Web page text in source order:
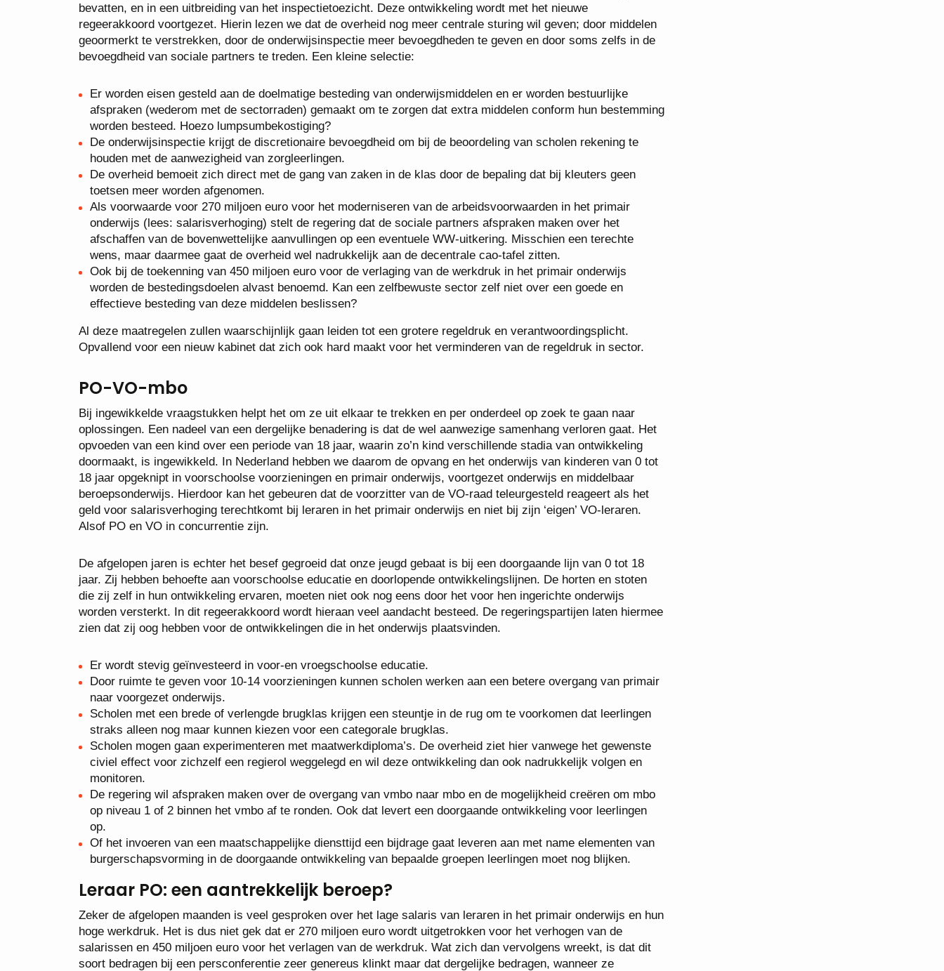
bevatten, en in een uitbreiding van het inspectietoezicht. Deze ontwikkeling wordt met het nieuwe
regeerakkoord voortgezet. Hierin lezen we dat de overheid nog meer centrale sturing wil geven; door middelen
geoormerkt te verstrekken, door de onderwijsinspectie meer bevoegdheden te geven en door soms zelfs in de
bevoegdheid van sociale partners te treden. Een kleine selectie:
Er worden eisen gesteld aan de doelmatige besteding van onderwijsmiddelen en er worden bestuurlijke
afspraken (wederom met de sectorraden) gemaakt om te zorgen dat extra middelen conform hun bestemming
worden besteed. Hoezo lumpsumbekostiging?
De onderwijsinspectie krijgt de discretionaire bevoegdheid om bij de beoordeling van scholen rekening te
houden met de aanwezigheid van zorgleerlingen.
De overheid bemoeit zich direct met de gang van zaken in de klas door de bepaling dat bij kleuters geen
toetsen meer worden afgenomen.
Als voorwaarde voor 270 miljoen euro voor het moderniseren van de arbeidsvoorwaarden in het primair
onderwijs (lees: salarisverhoging) stelt de regering dat de sociale partners afspraken maken over het
afschaffen van de bovenwettelijke aanvullingen op een eventuele WW-uitkering. Misschien een terechte
wens, maar daarmee gaat de overheid wel nadrukkelijk aan de decentrale cao-tafel zitten.
Ook bij de toekenning van 450 miljoen euro voor de verlaging van de werkdruk in het primair onderwijs
worden de bestedingsdoelen alvast benoemd. Kan een zelfbewuste sector zelf niet over een goede en
effectieve besteding van deze middelen beslissen?
Al deze maatregelen zullen waarschijnlijk gaan leiden tot een grotere regeldruk en verantwoordingsplicht.
Opvallend voor een nieuw kabinet dat zich ook hard maakt voor het verminderen van de regeldruk in sector.
PO-VO-mbo
Bij ingewikkelde vraagstukken helpt het om ze uit elkaar te trekken en per onderdeel op zoek te gaan naar
oplossingen. Een nadeel van een dergelijke benadering is dat de wel aanwezige samenhang verloren gaat. Het
opvoeden van een kind over een periode van 18 jaar, waarin zo’n kind verschillende stadia van ontwikkeling
doormaakt, is ingewikkeld. In Nederland hebben we daarom de opvang en het onderwijs van kinderen van 0 tot
18 jaar opgeknipt in voorschoolse voorzieningen en primair onderwijs, voortgezet onderwijs en middelbaar
beroepsonderwijs. Hierdoor kan het gebeuren dat de voorzitter van de VO-raad teleurgesteld reageert als het
geld voor salarisverhoging terechtkomt bij leraren in het primair onderwijs en niet bij zijn ‘eigen’ VO-leraren.
Alsof PO en VO in concurrentie zijn.
De afgelopen jaren is echter het besef gegroeid dat onze jeugd gebaat is bij een doorgaande lijn van 0 tot 18
jaar. Zij hebben behoefte aan voorschoolse educatie en doorlopende ontwikkelingslijnen. De horten en stoten
die zij zelf in hun ontwikkeling ervaren, moeten niet ook nog eens door het voor hen ingerichte onderwijs
worden versterkt. In dit regeerakkoord wordt hieraan veel aandacht besteed. De regeringspartijen laten hiermee
zien dat zij oog hebben voor de ontwikkelingen die in het onderwijs plaatsvinden.
Er wordt stevig geïnvesteerd in voor-en vroegschoolse educatie.
Door ruimte te geven voor 10-14 voorzieningen kunnen scholen werken aan een betere overgang van primair
naar voorgezet onderwijs.
Scholen met een brede of verlengde brugklas krijgen een steuntje in de rug om te voorkomen dat leerlingen
straks alleen nog maar kunnen kiezen voor een categorale brugklas.
Scholen mogen gaan experimenteren met maatwerkdiploma’s. De overheid ziet hier vanwege het gewenste
civiel effect voor zichzelf een regierol weggelegd en wil deze ontwikkeling dan ook nadrukkelijk volgen en
monitoren.
De regering wil afspraken maken over de overgang van vmbo naar mbo en de mogelijkheid creëren om mbo
op niveau 1 of 2 binnen het vmbo af te ronden. Ook dat levert een doorgaande ontwikkeling voor leerlingen
op.
Of het invoeren van een maatschappelijke diensttijd een bijdrage gaat leveren aan met name elementen van
burgerschapsvorming in de doorgaande ontwikkeling van bepaalde groepen leerlingen moet nog blijken.
Leraar PO: een aantrekkelijk beroep?
Zeker de afgelopen maanden is veel gesproken over het lage salaris van leraren in het primair onderwijs en hun
hoge werkdruk. Het is dus niet gek dat er 270 miljoen euro wordt uitgetrokken voor het verhogen van de
salarissen en 450 miljoen euro voor het verlagen van de werkdruk. Wat zich dan vervolgens wreekt, is dat dit
soort bedragen bij een persconferentie zeer genereus klinkt maar dat dergelijke bedragen, wanneer ze